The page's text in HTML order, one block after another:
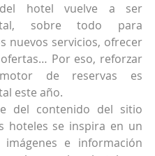
hotel vuelve a ser
sobre todo para
nuevos servicios, ofrecer
Por eso, reforzar
de reservas es
este año.
del contenido del sitio
hoteles se inspira en un
e información